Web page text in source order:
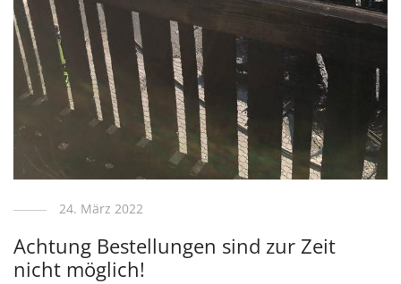
24. März 2022
Achtung Bestellungen sind zur Zeit
nicht möglich!